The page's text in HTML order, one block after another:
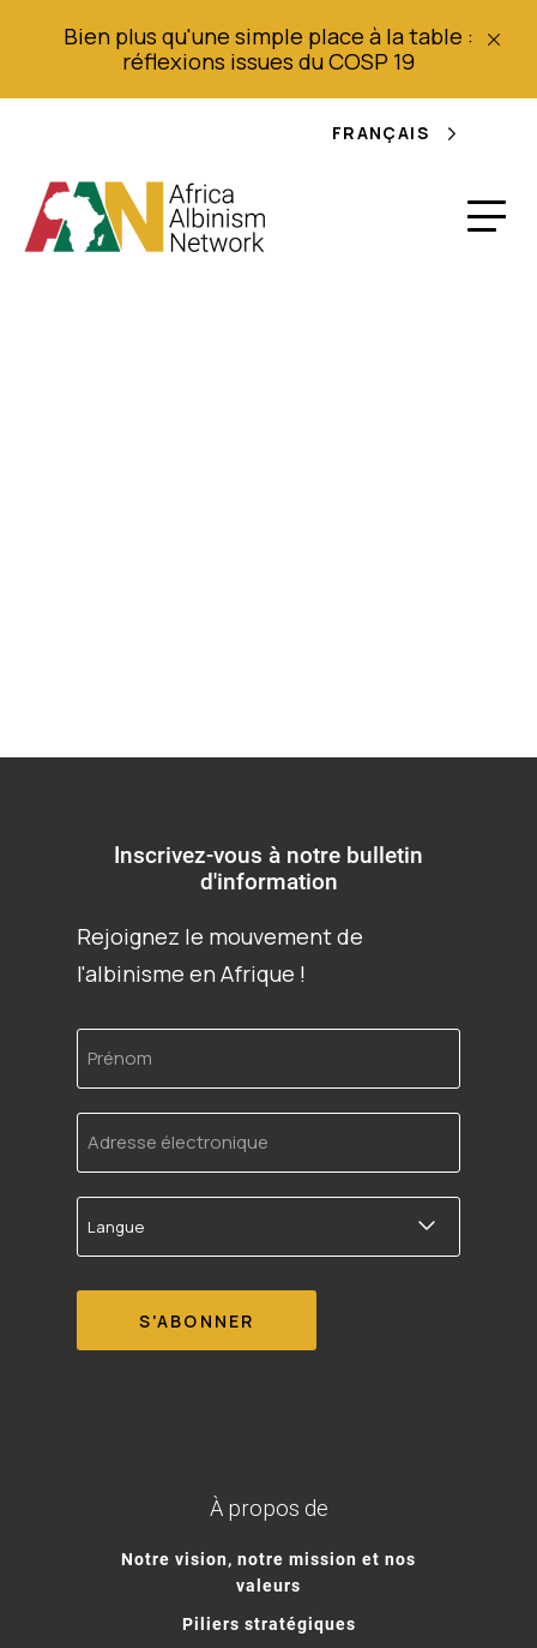
Bien plus qu'une simple place à la table :
réflexions issues du COSP 19
FRANÇAIS
Inscrivez-vous à notre bulletin
d'information
Rejoignez le mouvement de
l'albinisme en Afrique !
Prénom
Adresse
électronique
Langue
À propos de
Notre vision, notre mission et nos
valeurs
Piliers stratégiques